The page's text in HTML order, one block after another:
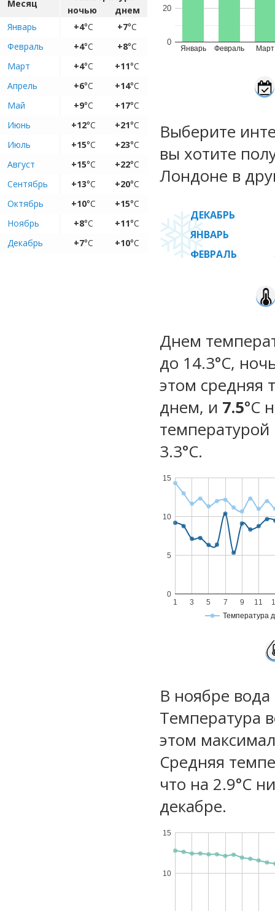
Месяц
ночью
днем
Январь
+4°C +7°C
Февраль
+4°C +8°C
Март
+4°C +11°C
Апрель
+6°C +14°C
Май
+9°C +17°C
Июнь
+12°C +21°C
Июль
+15°C +23°C
Август
+15°C +22°C
Сентябрь
+13°C +20°C
Октябрь
+10°C +15°C
Ноябрь
+8°C +11°C
Декабрь
+7°C +10°C
Январь Февраль Март
0
20
Выберите
вы хотите
Лондоне в
ДЕКАБРЬ
ЯНВАРЬ
ФЕВРАЛЬ
Днем
до 14.3°C,
этом средняя
днем, и 7.5°C
температурой
3.3°С.
Температура
1 3 5 7 9 11
0
5
10
15
В ноябре
Температура
этом
Средняя
что на 2.9°C
декабре.
10
15